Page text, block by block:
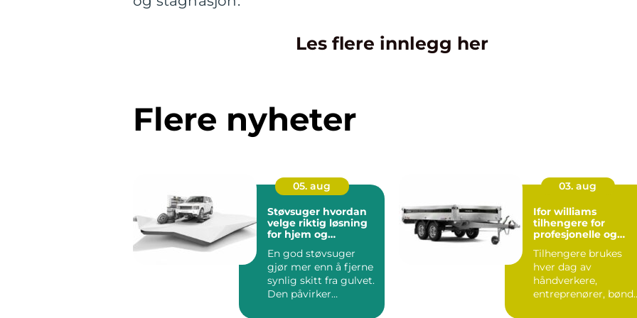
Les flere innlegg her
Flere nyheter
05. aug
Støvsuger hvordan
velge riktig løsning
for hjem og
En god støvsuger
gjør mer enn å fjerne
synlig skitt fra gulvet.
Den påvirker
03. aug
Ifor williams
tilhengere for
profesjonelle og
Tilhengere brukes
hver dag av
håndverkere,
entreprenører,